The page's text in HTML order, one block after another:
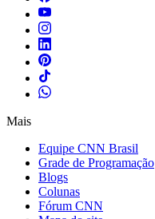
Mais
Equipe CNN Brasil
Grade de Programação
Blogs
Colunas
Fórum CNN